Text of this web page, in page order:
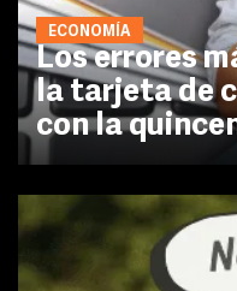
ECONOMÍA
Los errores
la tarjeta de
con la